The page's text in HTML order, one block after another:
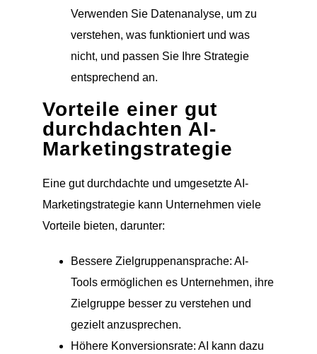
Verwenden Sie Datenanalyse, um zu
verstehen, was funktioniert und was
nicht, und passen Sie Ihre Strategie
entsprechend an.
Vorteile einer gut
durchdachten AI-
Marketingstrategie
Eine gut durchdachte und umgesetzte AI-
Marketingstrategie kann Unternehmen viele
Vorteile bieten, darunter:
Bessere Zielgruppenansprache: AI-
Tools ermöglichen es Unternehmen, ihre
Zielgruppe besser zu verstehen und
gezielt anzusprechen.
Höhere Konversionsrate: AI kann dazu